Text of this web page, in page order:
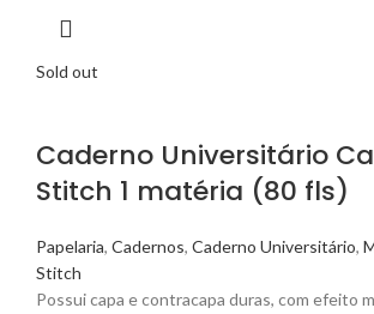
Sold out
Caderno Universitário
Stitch 1 matéria (80 fls)
Papelaria, Cadernos, Caderno Universitário,
Stitch
Possui capa e contracapa duras, com efeito